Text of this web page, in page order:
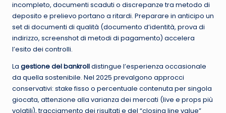
incompleto, documenti scaduti o discrepanze tra metodo di
deposito e prelievo portano a ritardi. Preparare in anticipo un
set di documenti di qualità (documento d’identità, prova di
indirizzo, screenshot di metodi di pagamento) accelera
l’esito dei controlli.
La gestione del bankrolldistingue l’esperienza occasionale
da quella sostenibile. Nel 2025 prevalgono approcci
conservativi: stake fisso o percentuale contenuta per singola
giocata, attenzione alla varianza dei mercati (live e props più
volatili), tracciamento dei risultati e del “closing line value”